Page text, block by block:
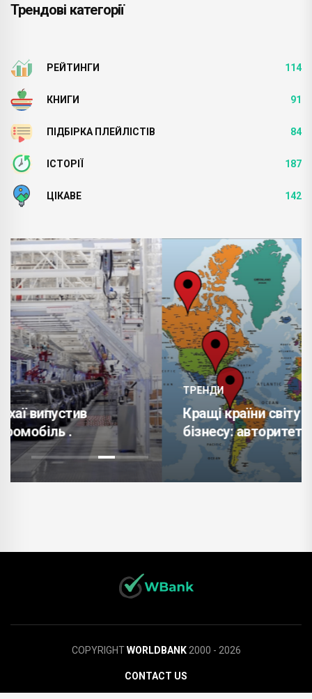
Трендові категорії
РЕЙТИНГИ 114
КНИГИ 91
ПІДБІРКА ПЛЕЙЛІСТІВ 84
ІСТОРІЇ 187
ЦІКАВЕ 142
ТРЕНДИ
Кращі країни світу для відкриття
бізнесу: авторитетні рейтинги .
COPYRIGHTWORLDBANK2000 - 2026
CONTACT US